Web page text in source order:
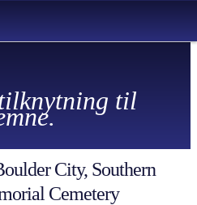
til
City, Southern
Cemetery